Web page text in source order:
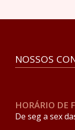
NOSSOS
HORÁRIO DE
De seg a sex